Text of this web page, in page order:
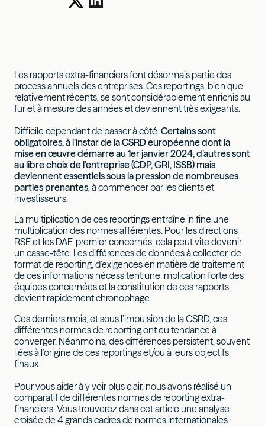
Les rapports extra-financiers font désormais partie des
process annuels des entreprises. Ces reportings, bien que
relativement récents, se sont considérablement enrichis au
fur et à mesure des années et deviennent très exigeants.
Difficile cependant de passer à côté.Certains sont
obligatoires, à l’instar de la CSRD européenne dont la
mise en œuvre démarre au 1er janvier 2024, d’autres sont
au libre choix de l’entreprise (CDP, GRI, ISSB) mais
deviennent essentiels sous la pression de nombreuses
parties prenantes, à commencer par les clients et
investisseurs.
La multiplication de ces reportings entraîne in fine une
multiplication des normes afférentes. Pour les directions
RSE et les DAF, premier concernés, cela peut vite devenir
un casse-tête. Les différences de données à collecter, de
format de reporting, d’exigences en matière de traitement
de ces informations nécessitent une implication forte des
équipes concernées et la constitution de ces rapports
devient rapidement chronophage.
Ces derniers mois, et sous l’impulsion de la CSRD, ces
différentes normes de reporting ont eu tendance à
converger. Néanmoins, des différences persistent, souvent
liées à l’origine de ces reportings et/ou à leurs objectifs
finaux.
Pour vous aider à y voir plus clair, nous avons réalisé un
comparatif de différentes normes de reporting extra-
financiers. Vous trouverez dans cet article une analyse
croisée de 4 grands cadres de normes internationales :